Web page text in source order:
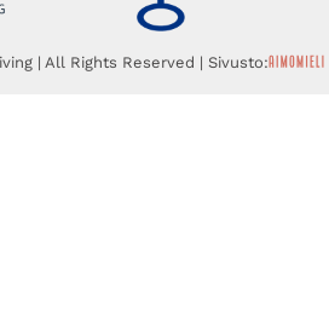
| All Rights Reserved | Sivusto: